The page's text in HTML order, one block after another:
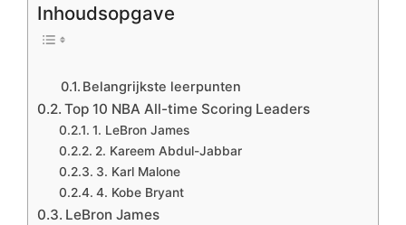
Inhoudsopgave
Belangrijkste leerpunten
Top 10 NBA All-time Scoring Leaders
1. LeBron James
2. Kareem Abdul-Jabbar
3. Karl Malone
4. Kobe Bryant
LeBron James